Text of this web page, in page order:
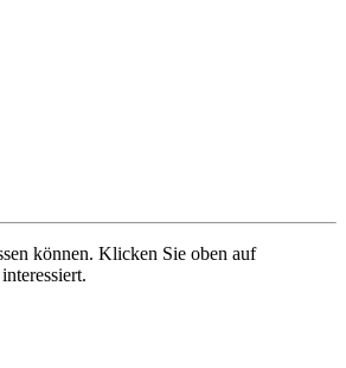
können. Klicken Sie oben auf